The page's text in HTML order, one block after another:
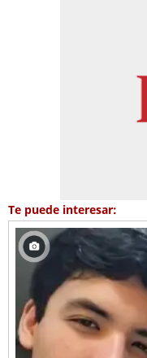
Te puede interesar: